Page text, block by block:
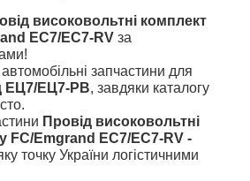
високовольтні комплект
EC7/EC7-RV за
автомобільні запчастини для
ЕЦ7/ЕЦ7-РВ, завдяки каталогу
Провід високовольтні
FC/Emgrand EC7/EC7-RV -
точку України логістичними